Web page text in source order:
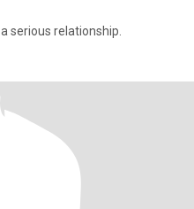
serious relationship.